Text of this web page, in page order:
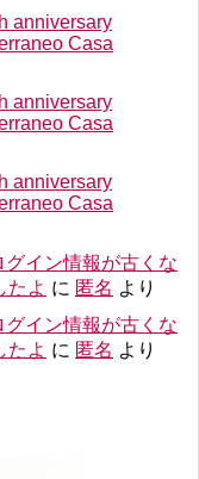
anniversary
Casa
anniversary
Casa
anniversary
Casa
イン情報が古くな
たよ に 匿名 より
イン情報が古くな
たよ に 匿名 より